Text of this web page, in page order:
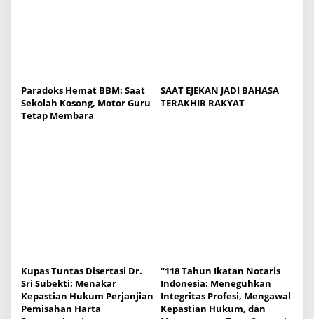
Paradoks Hemat BBM: Saat
Sekolah Kosong, Motor Guru
Tetap Membara
SAAT EJEKAN JADI BAHASA
TERAKHIR RAKYAT
Kupas Tuntas Disertasi Dr.
Sri Subekti: Menakar
Kepastian Hukum Perjanjian
Pemisahan Harta
“118 Tahun Ikatan Notaris
Indonesia: Meneguhkan
Integritas Profesi, Mengawal
Kepastian Hukum, dan